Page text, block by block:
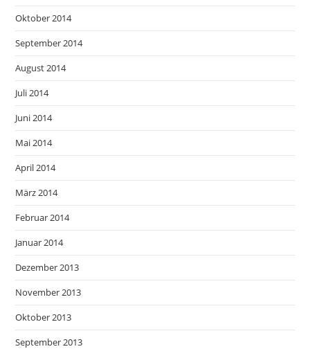
Oktober 2014
September 2014
August 2014
Juli 2014
Juni 2014
Mai 2014
April 2014
März 2014
Februar 2014
Januar 2014
Dezember 2013
November 2013
Oktober 2013
September 2013